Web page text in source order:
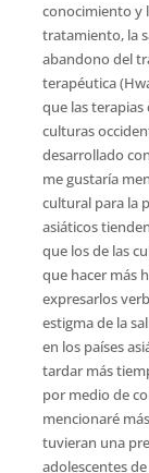
conocimiento y
tratamiento, la
abandono del
terapéutica
que las
culturas
desarrollado
me gustaría
cultural para la
asiáticos
que los de las
que hacer más
expresarlos
estigma de la
en los países
tardar más
por medio de
mencionaré
tuvieran una
adolescentes